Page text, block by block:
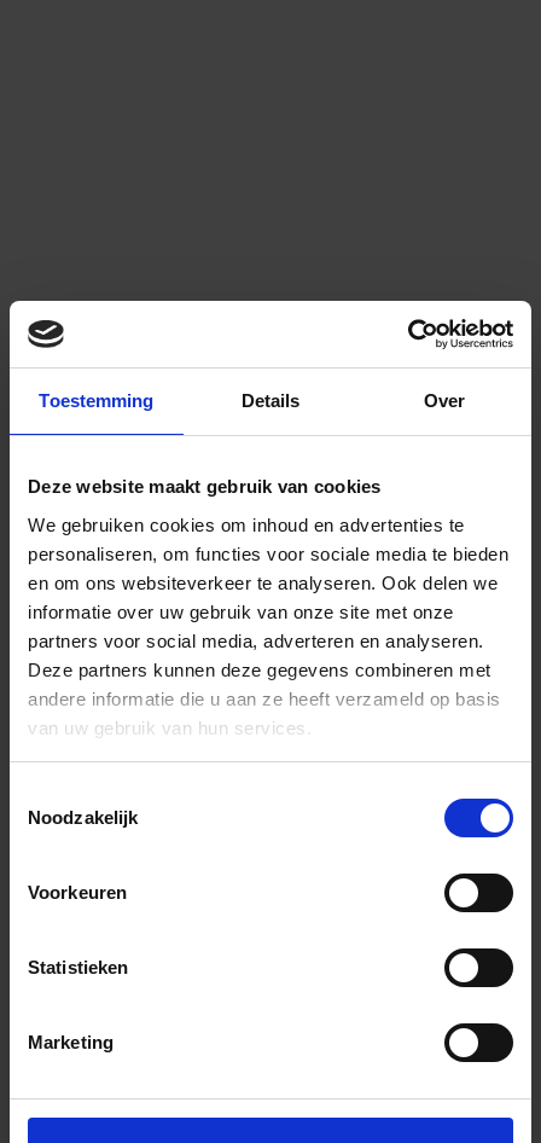
Toestemming Details Over
Deze website maakt gebruik van cookies
We gebruiken cookies om inhoud en advertenties te
personaliseren, om functies voor sociale media te bieden
en om ons websiteverkeer te analyseren. Ook delen we
informatie over uw gebruik van onze site met onze
partners voor social media, adverteren en analyseren.
Deze partners kunnen deze gegevens combineren met
andere informatie die u aan ze heeft verzameld op basis
van uw gebruik van hun services.
Noodzakelijk
Voorkeuren
Statistieken
Marketing